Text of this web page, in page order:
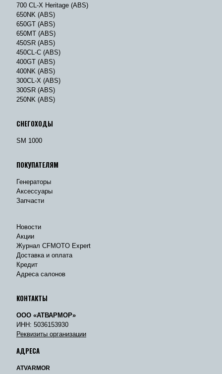
700 CL-X Heritage (ABS)
650NK (ABS)
650GT (ABS)
650MT (ABS)
450SR (ABS)
450CL-C (ABS)
400GT (ABS)
400NK (ABS)
300CL-X (ABS)
300SR (ABS)
250NK (ABS)
СНЕГОХОДЫ
SM 1000
ПОКУПАТЕЛЯМ
Генераторы
Аксессуары
Запчасти
Новости
Акции
Журнал CFMOTO Expert
Доставка и оплата
Кредит
Адреса салонов
КОНТАКТЫ
ООО «АТВАРМОР»
ИНН: 5036153930
Реквизиты организации
АДРЕСА
ATVARMOR